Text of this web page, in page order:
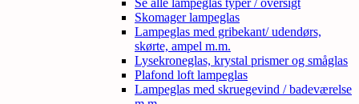
Skomager lampeglas
Lampeglas med gribekant/ udendørs,
skørte, ampel m.m.
Lysekroneglas, krystal prismer og småglas
Plafond loft lampeglas
Lampeglas med skruegevind / badeværelse